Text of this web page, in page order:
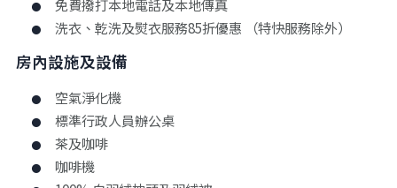
免費撥打本地電話及本地傳真
洗衣、乾洗及熨衣服務85折優惠 （特快服務除外）
房內設施及設備
空氣淨化機
標準行政人員辦公桌
茶及咖啡
咖啡機